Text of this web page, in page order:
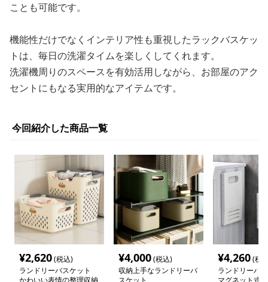
ことも可能です。
機能性だけでなくインテリア性も重視したラックバスケッ
トは、毎日の洗濯タイムを楽しくしてくれます。
洗濯機周りのスペースを有効活用しながら、お部屋のアク
セントにもなる実用的なアイテムです。
今回紹介した商品一覧
¥2,620(税込)
ランドリーバスケット
かわいい表情の整理収納
¥4,000(税込)
収納上手なランドリーバ
スケット
¥4,260(税
ランドリーバ
マグネット式